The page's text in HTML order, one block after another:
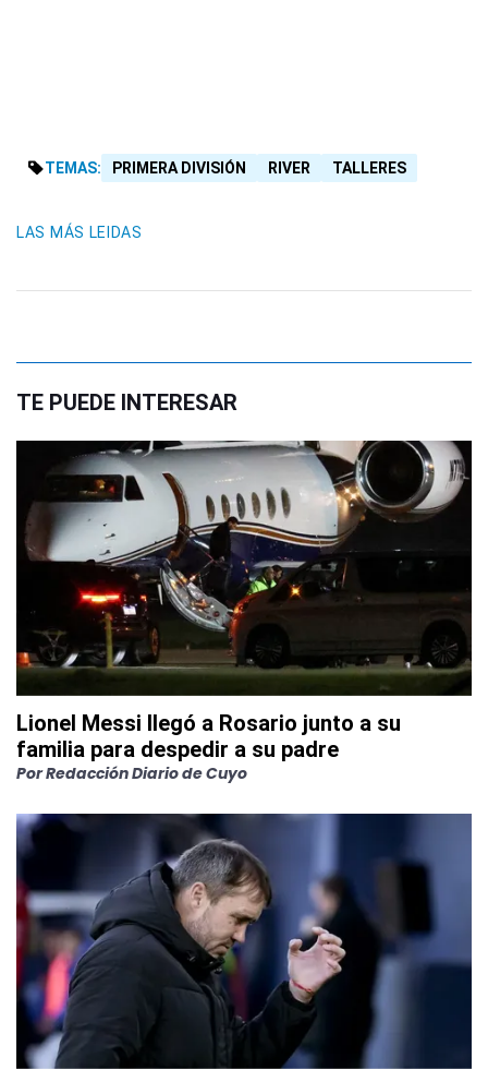
TEMAS: PRIMERA DIVISIÓN RIVER TALLERES
LAS MÁS LEIDAS
TE PUEDE INTERESAR
Lionel Messi llegó a Rosario junto a su
familia para despedir a su padre
PorRedacción Diario de Cuyo